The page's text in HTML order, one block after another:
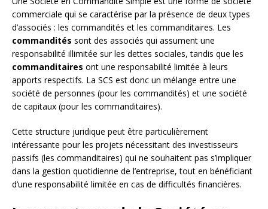
commerciale qui se caractérise par la présence de deux types
d’associés : les commandités et les commanditaires. Les
commandités sont des associés qui assument une
responsabilité illimitée sur les dettes sociales, tandis que les
commanditaires ont une responsabilité limitée à leurs
apports respectifs. La SCS est donc un mélange entre une
société de personnes (pour les commandités) et une société
de capitaux (pour les commanditaires).
Cette structure juridique peut être particulièrement
intéressante pour les projets nécessitant des investisseurs
passifs (les commanditaires) qui ne souhaitent pas s’impliquer
dans la gestion quotidienne de l’entreprise, tout en bénéficiant
d’une responsabilité limitée en cas de difficultés financières.